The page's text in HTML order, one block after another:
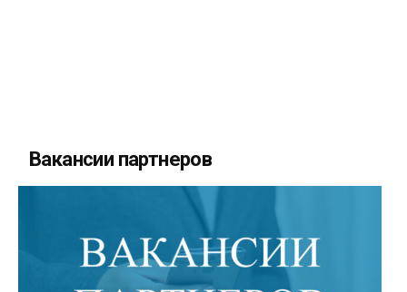
Вакансии партнеров